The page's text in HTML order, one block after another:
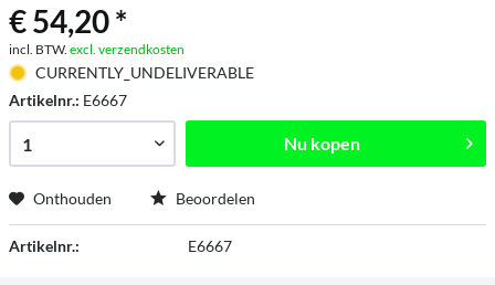
€ 54,20 *
incl. BTW. excl. verzendkosten
CURRENTLY_UNDELIVERABLE
Artikelnr.: E6667
Nu kopen
Onthouden Beoordelen
Artikelnr.: E6667